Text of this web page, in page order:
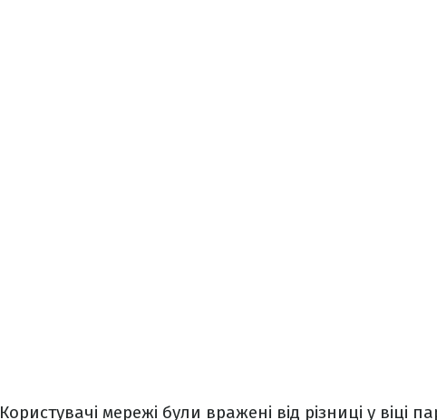
Користувачі мережі були вражені від різниці у віці